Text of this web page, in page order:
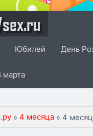
Юбилей День
марта
» 4 месяца » 4